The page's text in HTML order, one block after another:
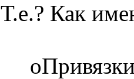
Т.е.? Как